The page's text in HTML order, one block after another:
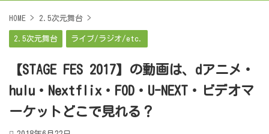
HOME > 2.5次元舞台 >
2.5次元舞台 ライブ/ラジオ/etc.
【STAGE FES 2017】の動画は、dアニメ・
hulu・Nextflix・FOD・U-NEXT・ビデオマ
ーケットどこで見れる？